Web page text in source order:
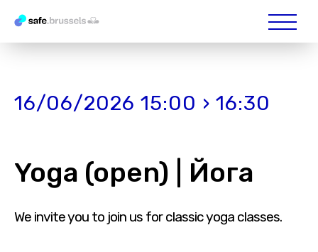
16/06/2026 15:00 › 16:30
Yoga (open) | Йога
We invite you to join us for classic yoga classes.